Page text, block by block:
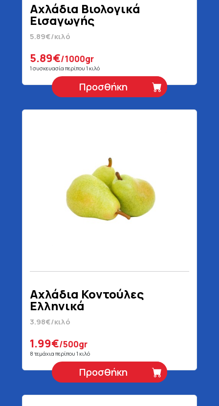
Αχλάδια Βιολογικά
Εισαγωγής
5.89€/κιλό
5.89€/1000gr
1 συσκευασία περίπου 1 κιλό
Προσθήκη
Αχλάδια Κοντούλες
Ελληνικά
3.98€/κιλό
1.99€/500gr
8 τεμάχια περίπου 1 κιλό
Προσθήκη